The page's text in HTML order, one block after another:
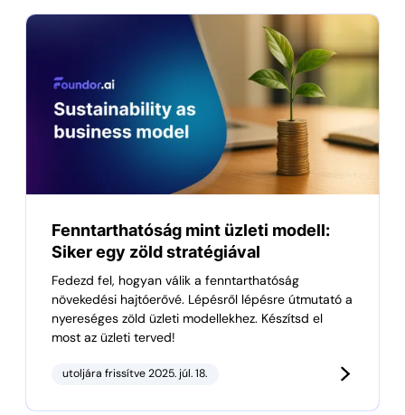
Fenntarthatóság mint üzleti modell:
Siker egy zöld stratégiával
Fedezd fel, hogyan válik a fenntarthatóság
növekedési hajtóerővé. Lépésről lépésre útmutató a
nyereséges zöld üzleti modellekhez. Készítsd el
most az üzleti terved!
utoljára frissítve 2025. júl. 18.